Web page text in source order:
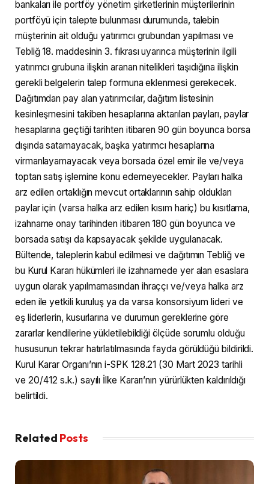
bankaları ile portföy yönetim şirketlerinin müşterilerinin
portföyü için talepte bulunması durumunda, talebin
müşterinin ait olduğu yatırımcı grubundan yapılması ve
Tebliğ 18. maddesinin 3. fıkrası uyarınca müşterinin ilgili
yatırımcı grubuna ilişkin aranan nitelikleri taşıdığına ilişkin
gerekli belgelerin talep formuna eklenmesi gerekecek.
Dağıtımdan pay alan yatırımcılar, dağıtım listesinin
kesinleşmesini takiben hesaplarına aktarılan payları, paylar
hesaplarına geçtiği tarihten itibaren 90 gün boyunca borsa
dışında satamayacak, başka yatırımcı hesaplarına
virmanlayamayacak veya borsada özel emir ile ve/veya
toptan satış işlemine konu edemeyecekler. Payları halka
arz edilen ortaklığın mevcut ortaklarının sahip oldukları
paylar için (varsa halka arz edilen kısım hariç) bu kısıtlama,
izahname onay tarihinden itibaren 180 gün boyunca ve
borsada satışı da kapsayacak şekilde uygulanacak.
Bültende, taleplerin kabul edilmesi ve dağıtımın Tebliğ ve
bu Kurul Kararı hükümleri ile izahnamede yer alan esaslara
uygun olarak yapılmamasından ihraççı ve/veya halka arz
eden ile yetkili kuruluş ya da varsa konsorsiyum lideri ve
eş liderlerin, kusurlarına ve durumun gereklerine göre
zararlar kendilerine yükletilebildiği ölçüde sorumlu olduğu
hususunun tekrar hatırlatılmasında fayda görüldüğü bildirildi.
Kurul Karar Organı’nın i-SPK 128.21 (30 Mart 2023 tarihli
ve 20/412 s.k.) sayılı İlke Kararı’nın yürürlükten kaldırıldığı
belirtildi.
Related Posts